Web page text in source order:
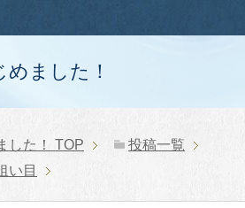
ました！
した！ TOP
投稿一覧
い目